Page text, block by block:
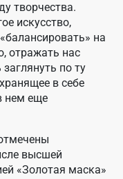
творчества.
искусство,
на
отражать нас
по ту
в себе
нем еще
высшей
«Золотая маска»